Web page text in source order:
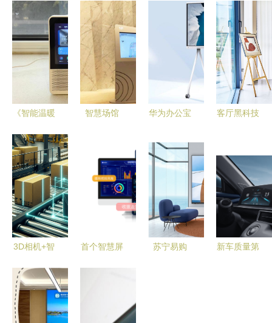
《智能温暖
智能屏X9
Pro全方位
评测》
智慧场馆
——识加科
技智慧屏引
领未来
华为办公宝
以黑科技赋
能企业智慧
识加科技焕
新体验
客厅黑科技
图赏 登界
科技的前沿
之旅
3D相机+智
科技如何重
塑智能交互
首个智慧屏
Pre-A轮融
苏宁易购
新车质量第